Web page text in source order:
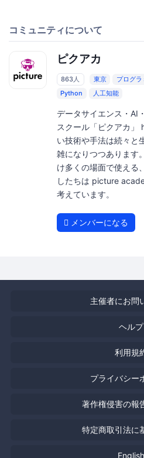
コミュニティについて
ピクアカ
863人 東京 プログラ
Python
人工知能
データサイエンス・AI
スクール「ピクアカ
い技術や手法は続々と
雑になりつつあります
け多くの場面で使える
したちは picture
考えています。
メンバーになる
主催者にお問
ヘルプ
利用規
プライバシー
著作権侵害の報
特定商取引法に
English